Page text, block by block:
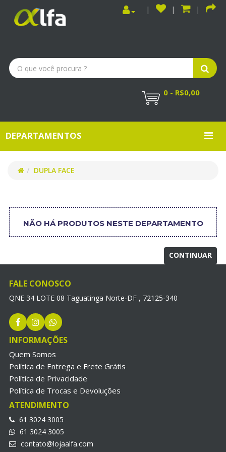
0 - R$0,00
DEPARTAMENTOS
DUPLA FACE
NÃO HÁ PRODUTOS NESTE DEPARTAMENTO
CONTINUAR
FALE CONOSCO
QNE 34 LOTE 08 Taguatinga Norte-DF , 72125-340
INFORMAÇÕES
Quem Somos
Política de Entrega e Frete Grátis
Política de Privacidade
Política de Trocas e Devoluções
ATENDIMENTO
61 3024 3005
61 3024 3005
contato@lojaalfa.com